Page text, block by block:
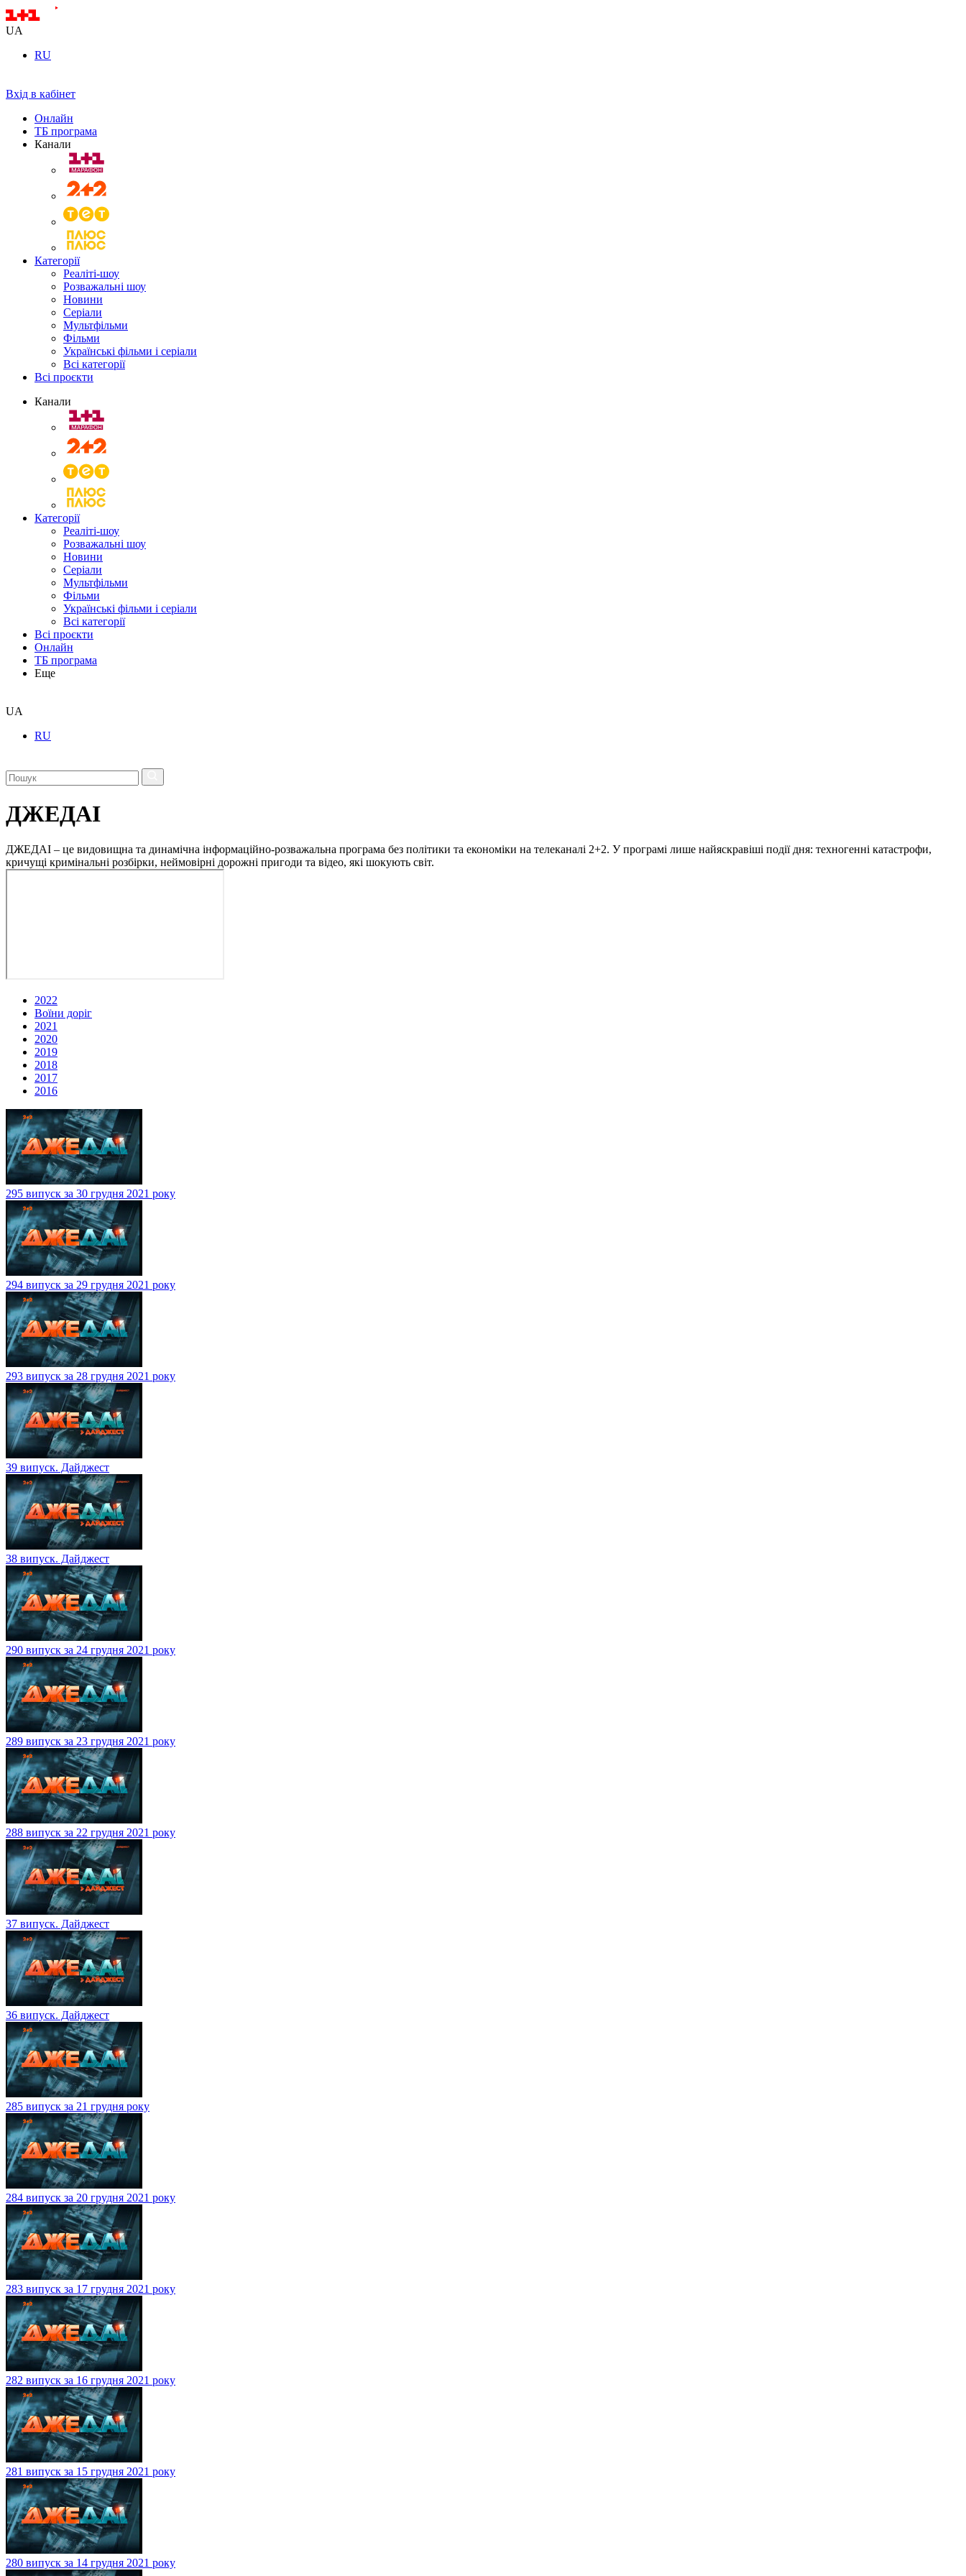
UA
RU
Вхід в кабінет
Онлайн
ТБ програма
Канали
Категорії
Реаліті-шоу
Розважальні шоу
Новини
Серіали
Мультфільми
Фільми
Українські фільми і серіали
Всі категорії
Всі проєкти
Канали
Категорії
Реаліті-шоу
Розважальні шоу
Новини
Серіали
Мультфільми
Фільми
Українські фільми і серіали
Всі категорії
Всі проєкти
Онлайн
ТБ програма
Еще
UA
RU
ДЖЕДАІ
ДЖЕДАІ – це видовищна та динамічна інформаційно-розважальна програма без політики та економіки на телеканалі 2+2. У програмі лише найяскравіші події дня: техногенні катастрофи,
кричущі кримінальні розбірки, неймовірні дорожні пригоди та відео, які шокують світ.
2022
Воїни доріг
2021
2020
2019
2018
2017
2016
295 випуск за 30 грудня 2021 року
294 випуск за 29 грудня 2021 року
293 випуск за 28 грудня 2021 року
39 випуск. Дайджест
38 випуск. Дайджест
290 випуск за 24 грудня 2021 року
289 випуск за 23 грудня 2021 року
288 випуск за 22 грудня 2021 року
37 випуск. Дайджест
36 випуск. Дайджест
285 випуск за 21 грудня року
284 випуск за 20 грудня 2021 року
283 випуск за 17 грудня 2021 року
282 випуск за 16 грудня 2021 року
281 випуск за 15 грудня 2021 року
280 випуск за 14 грудня 2021 року